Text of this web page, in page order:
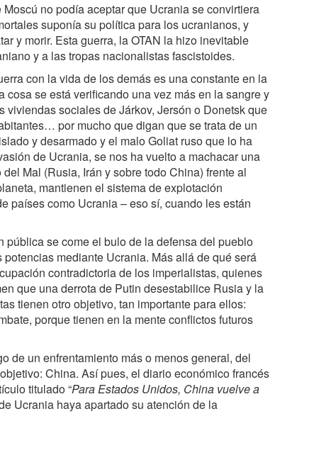
no podía aceptar que Ucrania se convirtiera
suponía su política para los ucranianos, y
y morir. Esta guerra, la OTAN la hizo inevitable
y a las tropas nacionalistas fascistoides.
con la vida de los demás es una constante en la
se está verificando una vez más en la sangre y
sociales de Járkov, Jersón o Donetsk que
por mucho que digan que se trata de un
y desarmado y el malo Goliat ruso que lo ha
de Ucrania, se nos ha vuelto a machacar una
Mal (Rusia, Irán y sobre todo China) frente al
mantienen el sistema de explotación
países como Ucrania – eso sí, cuando les están
se come el bulo de la defensa del pueblo
mediante Ucrania. Más allá de qué será
contradictoria de los imperialistas, quienes
que una derrota de Putin desestabilice Rusia y la
tienen otro objetivo, tan importante para ellos:
porque tienen en la mente conflictos futuros
de un enfrentamiento más o menos general, del
China. Así pues, el diario económico francés
titulado “Para Estados Unidos, China vuelve a
Ucrania haya apartado su atención de la